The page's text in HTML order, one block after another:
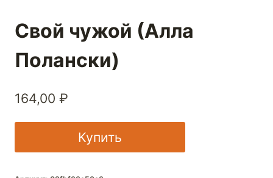
Свой чужой (Алла
Полански)
164,00 ₽
Купить